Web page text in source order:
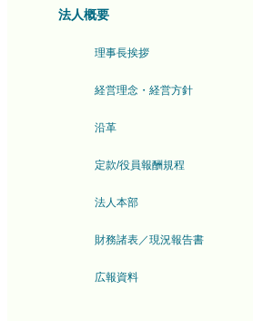
法人概要
理事長挨拶
経営理念・経営方針
沿革
定款/役員報酬規程
法人本部
財務諸表／現況報告書
広報資料